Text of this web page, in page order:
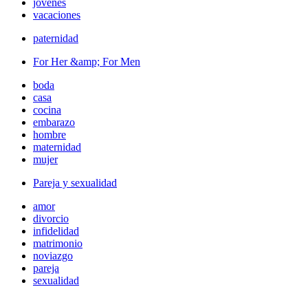
jovenes
vacaciones
paternidad
For Her &amp; For Men
boda
casa
cocina
embarazo
hombre
maternidad
mujer
Pareja y sexualidad
amor
divorcio
infidelidad
matrimonio
noviazgo
pareja
sexualidad